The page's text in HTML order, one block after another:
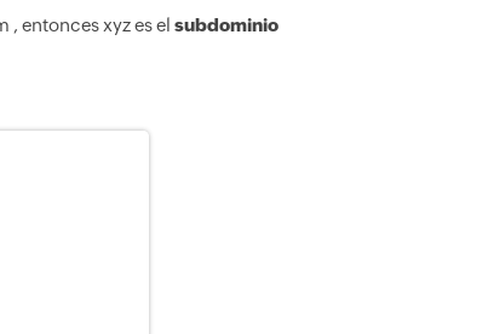
entonces xyz es el subdominio